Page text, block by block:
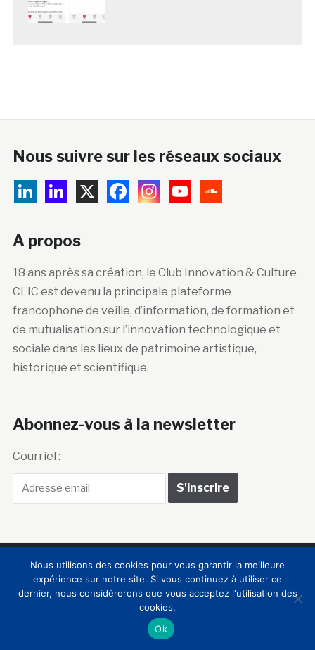
Nous suivre sur les réseaux sociaux
A propos
18 ans après sa création, le Club Innovation & Culture
CLIC est devenu la principale plateforme
francophone de veille, d’information, de formation et
de mutualisation sur l’innovation technologique et
sociale dans les lieux de patrimoine artistique,
historique et scientifique.
Abonnez-vous à la newsletter
Courriel :
Club Innovation &
Culture CLIC France
LE CLUB
Nous utilisons des cookies pour vous garantir la meilleure
expérience sur notre site. Si vous continuez à utiliser ce
dernier, nous considérerons que vous acceptez l'utilisation des
cookies.
Ok